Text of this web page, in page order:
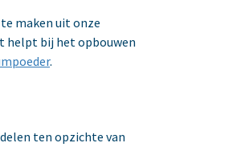
maken uit onze
helpt bij het opbouwen
.
ten opzichte van